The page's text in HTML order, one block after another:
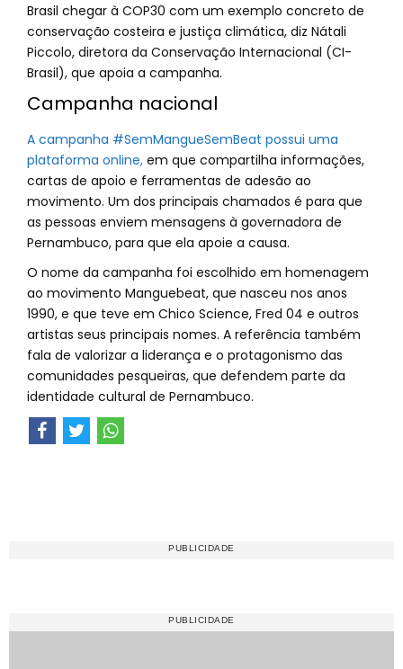
Brasil chegar à COP30 com um exemplo concreto de
conservação costeira e justiça climática, diz Nátali
Piccolo, diretora da Conservação Internacional (CI-
Brasil), que apoia a campanha.
Campanha nacional
A campanha #SemMangueSemBeat possui uma
plataforma online, em que compartilha informações,
cartas de apoio e ferramentas de adesão ao
movimento. Um dos principais chamados é para que
as pessoas enviem mensagens à governadora de
Pernambuco, para que ela apoie a causa.
O nome da campanha foi escolhido em homenagem
ao movimento Manguebeat, que nasceu nos anos
1990, e que teve em Chico Science, Fred 04 e outros
artistas seus principais nomes. A referência também
fala de valorizar a liderança e o protagonismo das
comunidades pesqueiras, que defendem parte da
identidade cultural de Pernambuco.